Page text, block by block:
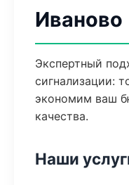
Иваново
Экспертный
сигнализации:
экономим ваш
качества.
Наши